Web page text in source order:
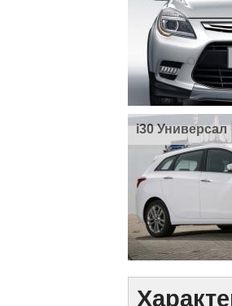
i30 Универсал